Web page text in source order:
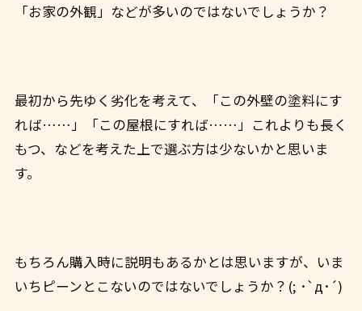
「お家の外観」などが多いのではないでしょうか？
最初から先ゆく劣化を考えて、「この外壁の塗料にす
れば……」「この屋根にすれば……」これよりも長く
もつ、などを考えた上で選ぶ方は少ないかと思いま
す。
もちろん購入時に説明もあるかとは思いますが、いま
いちピーンとこないのではないでしょうか？(; ･`д･´)